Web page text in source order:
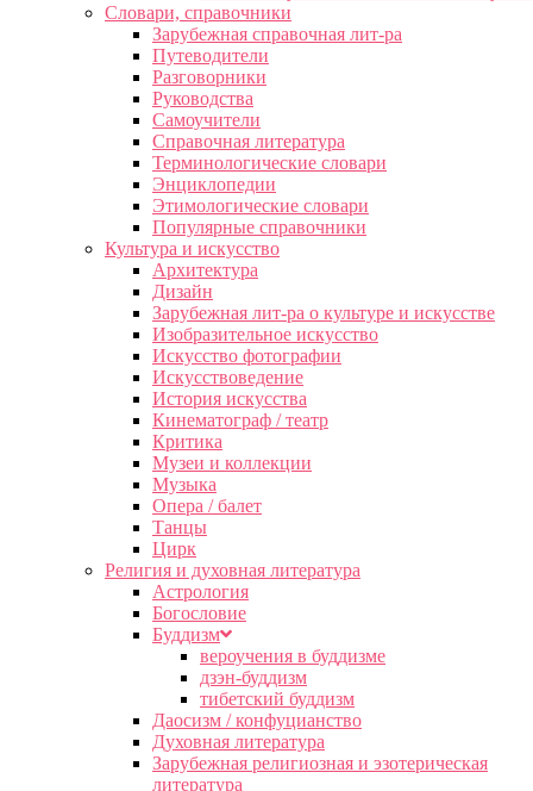
Словари, справочники
Зарубежная справочная лит-ра
Путеводители
Разговорники
Руководства
Самоучители
Справочная литература
Терминологические словари
Энциклопедии
Этимологические словари
Популярные справочники
Культура и искусство
Архитектура
Дизайн
Зарубежная лит-ра о культуре и искусстве
Изобразительное искусство
Искусство фотографии
Искусствоведение
История искусства
Кинематограф / театр
Критика
Музеи и коллекции
Музыка
Опера / балет
Танцы
Цирк
Религия и духовная литература
Астрология
Богословие
Буддизм
вероучения в буддизме
дзэн-буддизм
тибетский буддизм
Даосизм / конфуцианство
Духовная литература
Зарубежная религиозная и эзотерическая
литература